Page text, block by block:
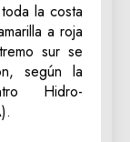
la costa
a roja
sur se
según la
Hidro-